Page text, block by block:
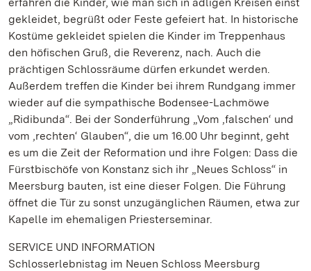
gekleidet, begrüßt oder Feste gefeiert hat. In historische
Kostüme gekleidet spielen die Kinder im Treppenhaus
den höfischen Gruß, die Reverenz, nach. Auch die
prächtigen Schlossräume dürfen erkundet werden.
Außerdem treffen die Kinder bei ihrem Rundgang immer
wieder auf die sympathische Bodensee-Lachmöwe
„Ridibunda“. Bei der Sonderführung „Vom ‚falschen‘ und
vom ‚rechten‘ Glauben“, die um 16.00 Uhr beginnt, geht
es um die Zeit der Reformation und ihre Folgen: Dass die
Fürstbischöfe von Konstanz sich ihr „Neues Schloss“ in
Meersburg bauten, ist eine dieser Folgen. Die Führung
öffnet die Tür zu sonst unzugänglichen Räumen, etwa zur
Kapelle im ehemaligen Priesterseminar.
SERVICE UND INFORMATION
Schlosserlebnistag im Neuen Schloss Meersburg